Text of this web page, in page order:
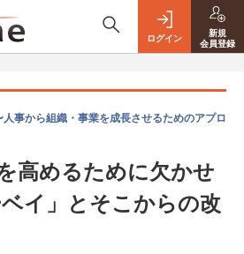
ログイン
新規
会員登録
事から組織・事業を成長させるためのアプロ
高めるために欠かせ
イ」とそこからの改